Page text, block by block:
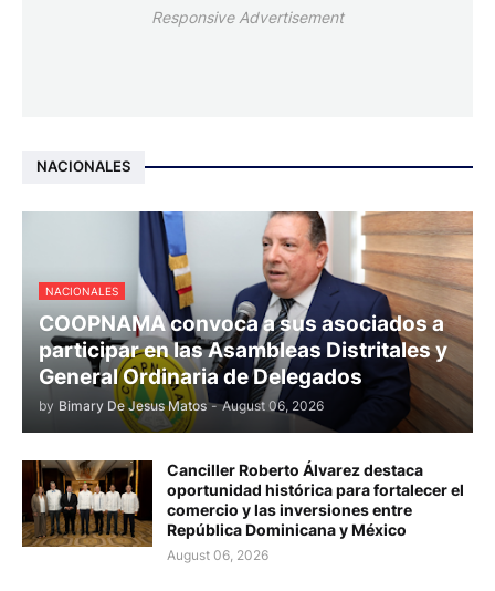
Responsive Advertisement
NACIONALES
NACIONALES
COOPNAMA convoca a sus asociados a
participar en las Asambleas Distritales y
General Ordinaria de Delegados
by Bimary De Jesus Matos - August 06, 2026
Canciller Roberto Álvarez destaca
oportunidad histórica para fortalecer el
comercio y las inversiones entre
República Dominicana y México
August 06, 2026